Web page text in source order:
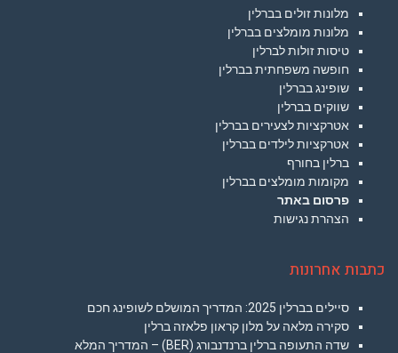
מלונות זולים בברלין
מלונות מומלצים בברלין
טיסות זולות לברלין
חופשה משפחתית בברלין
שופינג בברלין
שווקים בברלין
אטרקציות לצעירים בברלין
אטרקציות לילדים בברלין
ברלין בחורף
מקומות מומלצים בברלין
פרסום באתר
הצהרת נגישות
כתבות אחרונות
סיילים בברלין 2025: המדריך המושלם לשופינג חכם
סקירה מלאה על מלון קראון פלאזה ברלין
שדה התעופה ברלין ברנדנבורג (BER) – המדריך המלא